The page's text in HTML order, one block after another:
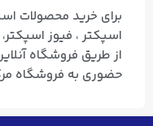
برای خرید محصولات
اسپکتر ، فیوز
از طریق فروشگاه
حضوری به فروشگاه